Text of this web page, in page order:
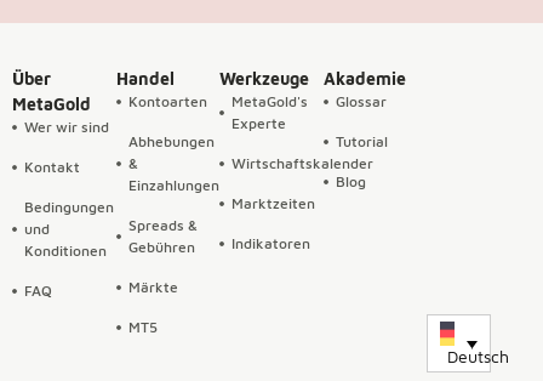
Über
MetaGold
Wer wir sind
Kontakt
Bedingungen
und
Konditionen
FAQ
Handel
Kontoarten
Abhebungen
&
Einzahlungen
Spreads &
Gebühren
Märkte
MT5
Werkzeuge
MetaGold's
Experte
Wirtschaftskalender
Marktzeiten
Indikatoren
Akademie
Glossar
Tutorial
Blog
Deutsch